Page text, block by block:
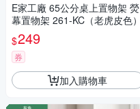
E家工廠 65公分桌上置物架 熒
幕置物架 261-KC（老虎皮色）
$249
券
加入購物車